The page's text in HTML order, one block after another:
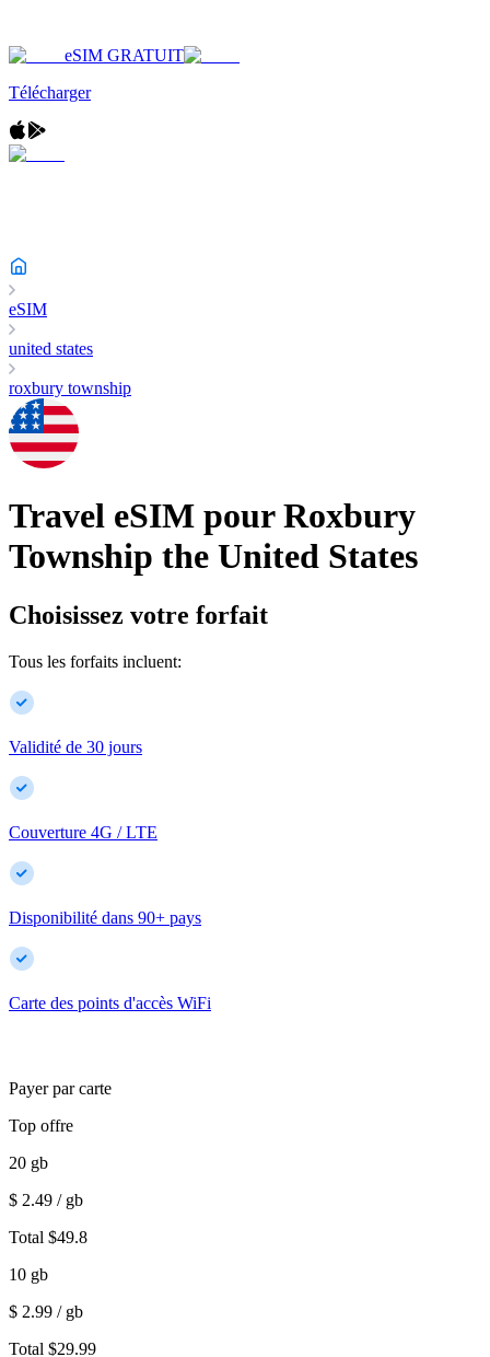
eSIM GRATUIT
Télécharger
eSIM
united states
roxbury township
Travel eSIM pour Roxbury
Township the United States
Choisissez votre forfait
Tous les forfaits incluent:
Validité de 30 jours
Couverture 4G / LTE
Disponibilité dans 90+ pays
Carte des points d'accès WiFi
Payer par carte
Top offre
20 gb
$ 2.49 / gb
Total $49.8
10 gb
$ 2.99 / gb
Total $29.99